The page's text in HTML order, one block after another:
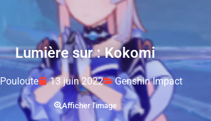
Lumière sur : Kokomi
Pouloute 13 juin 2022 Genshin Impact
Afficher l'image